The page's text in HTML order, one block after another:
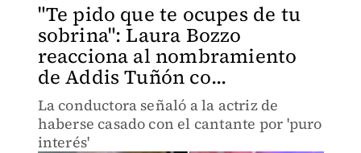
"Te pido que te ocupes de tu
sobrina": Laura Bozzo
reacciona al nombramiento
de Addis Tuñón co...
La conductora señaló a la actriz de
haberse casado con el cantante por 'puro
interés'